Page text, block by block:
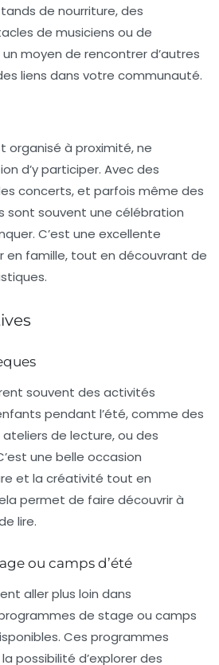
de nourriture, des
de musiciens ou de
un moyen de rencontrer d’autres
liens dans votre communauté.
organisé à proximité, ne
d’y participer. Avec des
concerts, et parfois même des
sont souvent une célébration
C’est une excellente
en famille, tout en découvrant de
souvent des activités
pendant l’été, comme des
de lecture, ou des
une belle occasion
et la créativité tout en
permet de faire découvrir à
lire.
ou camps d’été
aller plus loin dans
de stage ou camps
Ces programmes
possibilité d’explorer des